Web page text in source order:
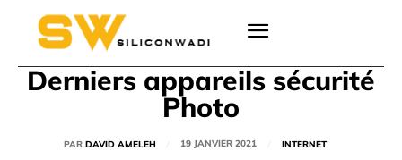
Derniers appareils sécurité
Photo
PAR DAVID AMELEH 19 JANVIER 2021 INTERNET